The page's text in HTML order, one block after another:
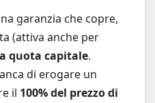
garanzia che copre,
(attiva anche per
quota capitale.
di erogare un
il 100% del prezzo di